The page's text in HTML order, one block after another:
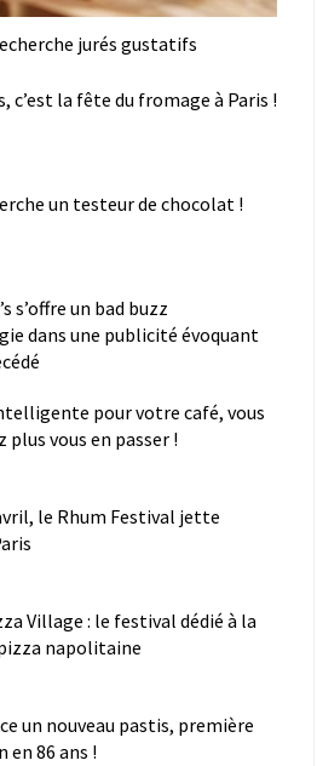
jurés gustatifs
c’est la fête du fromage à Paris !
un testeur de chocolat !
s’offre un bad buzz
dans une publicité évoquant
pour votre café, vous
plus vous en passer !
le Rhum Festival jette
Village : le festival dédié à la
napolitaine
un nouveau pastis, première
en 86 ans !